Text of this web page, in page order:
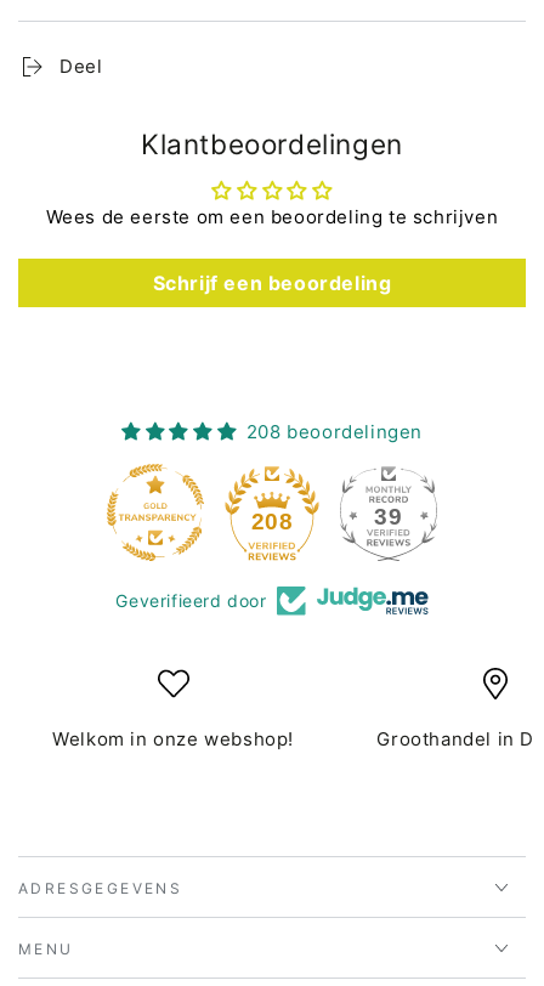
Deel
Klantbeoordelingen
Wees de eerste om een beoordeling te schrijven
Schrijf een beoordeling
208 beoordelingen
208 39
Geverifieerd door
Welkom in onze webshop! Groothandel in
ADRESGEGEVENS
MENU